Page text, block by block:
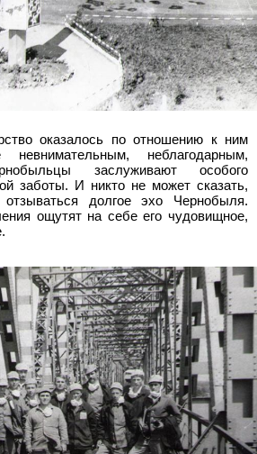
оказалось по отношению к ним
неблагодарным,
заслуживают особого
заботы. И никто не может сказать,
долгое эхо Чернобыля.
ощутят на себе его чудовищное,